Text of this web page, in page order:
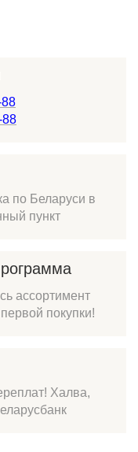
88
по Беларуси в
пункт
ассортимент
покупки!
Халва,